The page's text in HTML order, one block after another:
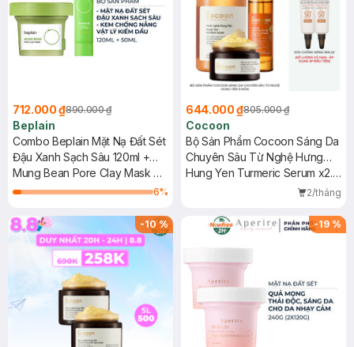
712.000 ₫890.000 ₫
Beplain
Combo Beplain Mặt Nạ Đất Sét
Đậu Xanh Sạch Sâu 120ml +
Kem Chống Nắng Vật Lý Kiềm
Dầu Mịn Lì 50ml
Mung Bean Pore Clay Mask +
Sunmuse Mineral Sunscreen6%
644.000 ₫805.000 ₫
Cocoon
Bộ Sản Phẩm Cocoon Sáng Da
Chuyên Sâu Từ Nghệ Hưng
Yên 3 Món
Hung Yen Turmeric Serum x2.2
30ml + Hung Yen Turmeric
Turmeric Toner 140ml
2/tháng
-10% -19 %